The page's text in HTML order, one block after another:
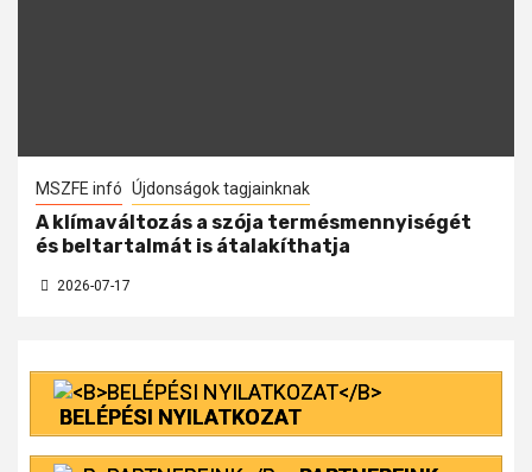
MSZFE infó Újdonságok tagjainknak
A klímaváltozás a szója termésmennyiségét
és beltartalmát is átalakíthatja
2026-07-17
BELÉPÉSI NYILATKOZAT